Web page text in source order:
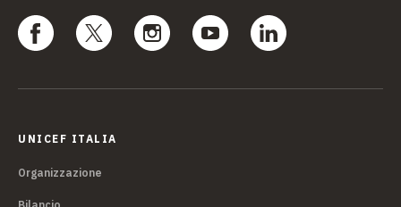
UNICEF ITALIA
Organizzazione